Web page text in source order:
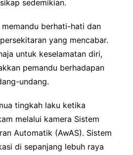
sedemikian.
berhati-hati dan
yang mencabar.
untuk keselamatan diri,
pemandu berhadapan
undang.
tingkah laku ketika
melalui kamera Sistem
Automatik (AwAS). Sistem
di sepanjang lebuh raya